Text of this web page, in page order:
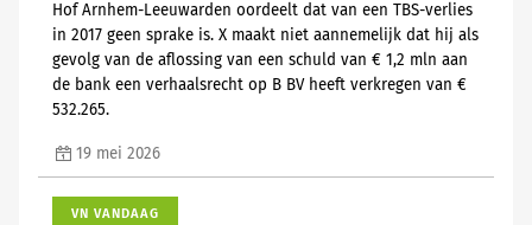
Hof Arnhem-Leeuwarden oordeelt dat van een TBS-verlies
in 2017 geen sprake is. X maakt niet aannemelijk dat hij als
gevolg van de aflossing van een schuld van € 1,2 mln aan
de bank een verhaalsrecht op B BV heeft verkregen van €
532.265.
19 mei 2026
VN VANDAAG